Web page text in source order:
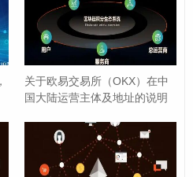
余额 、地址、，以及该币种的
、转出、充值、提现等）。
的实时价格、K线图等市场信
关于欧易交易所（OKX）在中
国大陆运营主体及地址的说明